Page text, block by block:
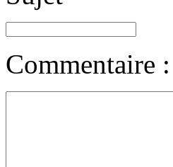
Commentaire :